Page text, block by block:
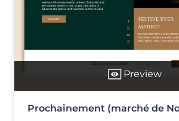
Preview
Prochainement (marché de